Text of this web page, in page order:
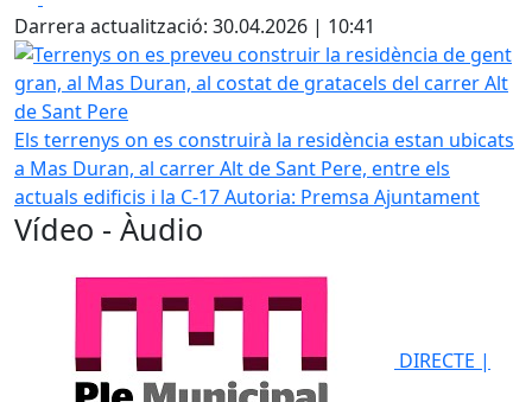
Darrera actualització: 30.04.2026 | 10:41
Terrenys on es preveu construir la residència de gent
Els terrenys on es construirà la residència estan ubicats
a Mas Duran, al carrer Alt de Sant Pere, entre els
actuals edificis i la C-17Autoria: Premsa Ajuntament
Vídeo - Àudio
DIRECTE |